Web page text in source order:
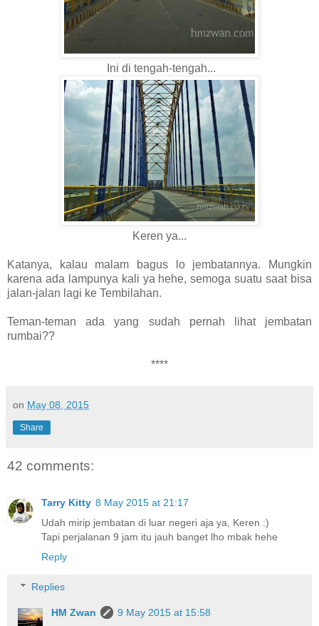
Ini di tengah-tengah...
Keren ya...
Katanya, kalau malam bagus lo jembatannya. Mungkin
karena ada lampunya kali ya hehe, semoga suatu saat bisa
jalan-jalan lagi ke Tembilahan.
Teman-teman ada yang sudah pernah lihat jembatan
rumbai??
****
on May 08, 2015
Share
42 comments:
Tarry Kitty 8 May 2015 at 21:17
Udah mirip jembatan di luar negeri aja ya, Keren :)
Tapi perjalanan 9 jam itu jauh banget lho mbak hehe
Reply
Replies
HM Zwan 9 May 2015 at 15:58